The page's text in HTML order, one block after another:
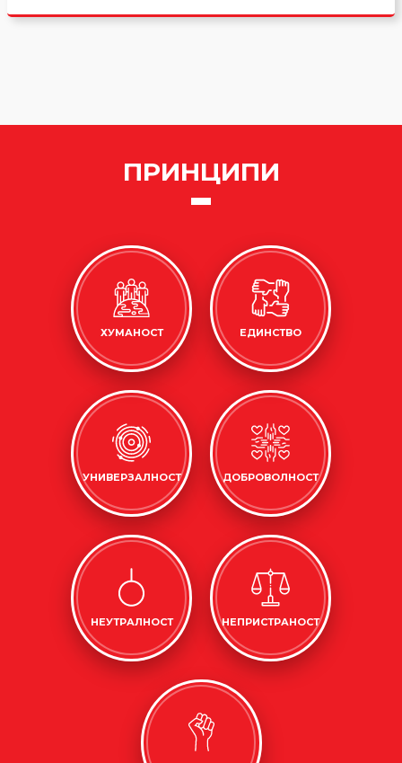
ПРИНЦИПИ
ХУМАНОСТ ЕДИНСТВО
УНИВЕРЗАЛНОСТ ДОБРОВОЛНОСТ
НЕУТРАЛНОСТ НЕПРИСТРАНОСТ